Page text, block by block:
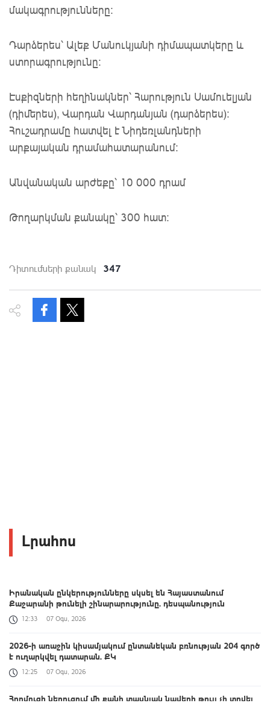
մակագրությունները:
Դարձերես՝ Ալեք Մանուկյանի դիմապատկերը և
ստորագրությունը:
Էսքիզների հեղինակներ՝ Հարություն Սամուելյան
(դիմերես), Վարդան Վարդանյան (դարձերես):
Հուշադրամը հատվել է Նիդեռլանդների
արքայական դրամահատարանում:
Անվանական արժեքը՝ 10 000 դրամ
Թողարկման քանակը՝ 300 հատ։
Դիտումների քանակ 347
Լրահոս
Իրանական ընկերությունները սկսել են Հայաստանում
Քաջարանի թունելի շինարարությունը. դեսպանություն
12:33 07 Օգս, 2026
2026-ի առաջին կիսամյակում ընտանեկան բռնության 204 գործ
է ուղարկվել դատարան. ՔԿ
12:25 07 Օգս, 2026
Հորմուզի նեղուցում մի քանի տասնյակ նավերի թույլ չի տրվել